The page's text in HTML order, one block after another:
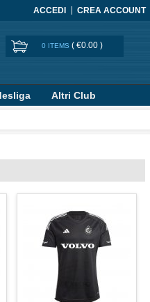
ACCEDI CREA ACCOUNT
0 ITEMS ( €0.00 )
Altri Club